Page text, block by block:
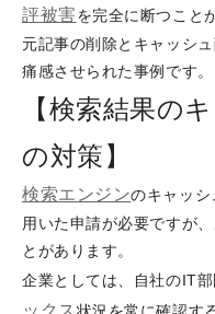
評被害を完全に断つこと
元記事の削除とキャッシ
痛感させられた事例です。
【検索結果の
の対策】
検索エンジンのキャッシ
用いた申請が必要ですが
とがあります。
企業としては、自社のIT
ックス